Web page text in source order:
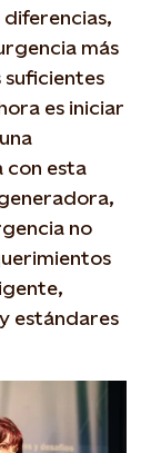
más
suficientes
es iniciar
con esta
no
estándares